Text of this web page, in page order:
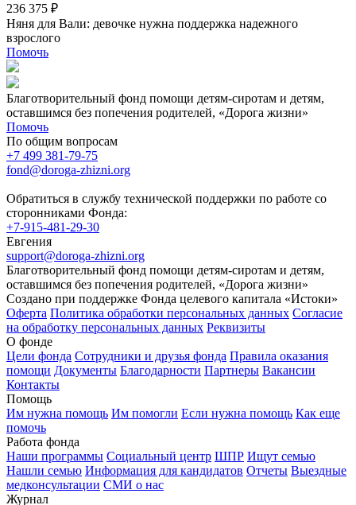
236 375 ₽
Няня для Вали: девочке нужна поддержка надежного
взрослого
Помочь
Благотворительный фонд помощи детям-сиротам и детям,
оставшимся без попечения родителей, «Дорога жизни»
Помочь
По общим вопросам
+7 499 381-79-75
fond@doroga-zhizni.org
Обратиться в службу технической поддержки по работе со
сторонниками Фонда:
+7-915-481-29-30
Евгения
support@doroga-zhizni.org
Благотворительный фонд помощи детям-сиротам и детям,
оставшимся без попечения родителей, «Дорога жизни»
Создано при поддержке Фонда целевого капитала «Истоки»
Оферта Политика обработки персональных данных Согласие
на обработку персональных данных Реквизиты
О фонде
Цели фонда Сотрудники и друзья фонда Правила оказания
помощи Документы Благодарности Партнеры Вакансии
Контакты
Помощь
Им нужна помощь Им помогли Если нужна помощь Как еще
помочь
Работа фонда
Наши программы Социальный центр ШПР Ищут семью
Нашли семью Информация для кандидатов Отчеты Выездные
медконсультации СМИ о нас
Журнал